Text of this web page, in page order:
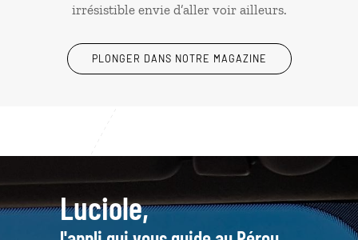
irrésistible envie d’aller voir ailleurs.
PLONGER DANS NOTRE MAGAZINE
Luciole,